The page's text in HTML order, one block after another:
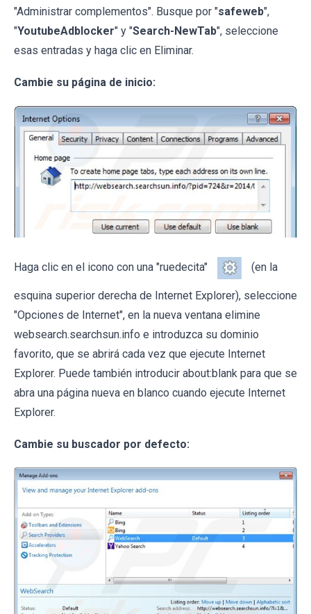
"Administrar complementos". Busque por "safeweb",
"YoutubeAdblocker" y "Search-NewTab", seleccione
esas entradas y haga clic en Eliminar.
Cambie su página de inicio:
Haga clic en el icono con una "ruedecita" (en la
esquina superior derecha de Internet Explorer), seleccione
"Opciones de Internet", en la nueva ventana elimine
websearch.searchsun.info e introduzca su dominio
favorito, que se abrirá cada vez que ejecute Internet
Explorer. Puede también introducir about:blank para que se
abra una página nueva en blanco cuando ejecute Internet
Explorer.
Cambie su buscador por defecto: